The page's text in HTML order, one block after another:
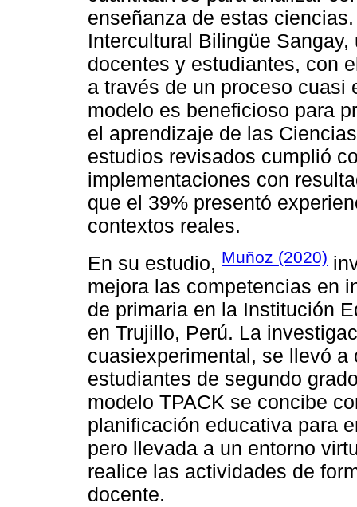
enseñanza de estas
Intercultural Bilingüe
docentes y estudiantes, con
a través de un proceso cuasi
modelo es beneficioso para
el aprendizaje de las
estudios revisados cumplió
implementaciones con
que el 39% presentó
contextos reales.
En su estudio, Muñoz (2020)
mejora las competencias en
de primaria en la Institución
en Trujillo, Perú. La
cuasiexperimental, se llevó
estudiantes de segundo
modelo TPACK se concibe
planificación educativa para
pero llevada a un entorno
realice las actividades de
docente.